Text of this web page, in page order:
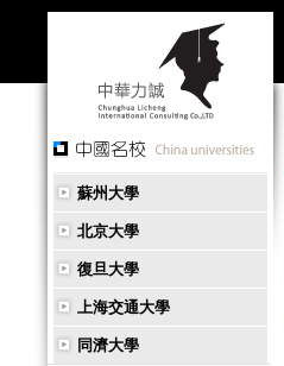
蘇州大學
北京大學
復旦大學
上海交通大學
同濟大學